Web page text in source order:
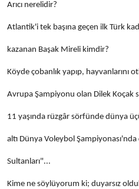
Arıcı nerelidir?
Atlantik'i tek başına geçen ilk Türk
kazanan Başak Mireli kimdir?
Köyde çobanlık yapıp, hayvanlarını
Avrupa Şampiyonu olan Dilek Koçak
11 yaşında rüzgâr sörfünde dünya
altı Dünya Voleybol
Sultanları"...
Kime ne söylüyorum ki; duyarsız